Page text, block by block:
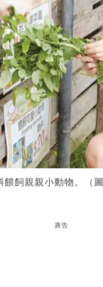
飼親親小動物。（
廣告